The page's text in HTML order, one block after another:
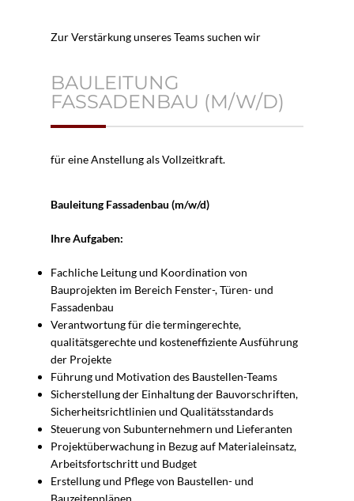
Zur Verstärkung unseres Teams suchen wir
BAULEITUNG
FASSADENBAU (M/W/D)
für eine Anstellung als Vollzeitkraft.
Bauleitung Fassadenbau (m/w/d)
Ihre Aufgaben:
Fachliche Leitung und Koordination von
Bauprojekten im Bereich Fenster-, Türen- und
Fassadenbau
Verantwortung für die termingerechte,
qualitätsgerechte und kosteneffiziente Ausführung
der Projekte
Führung und Motivation des Baustellen-Teams
Sicherstellung der Einhaltung der Bauvorschriften,
Sicherheitsrichtlinien und Qualitätsstandards
Steuerung von Subunternehmern und Lieferanten
Projektüberwachung in Bezug auf Materialeinsatz,
Arbeitsfortschritt und Budget
Erstellung und Pflege von Baustellen- und
Bauzeitenplänen